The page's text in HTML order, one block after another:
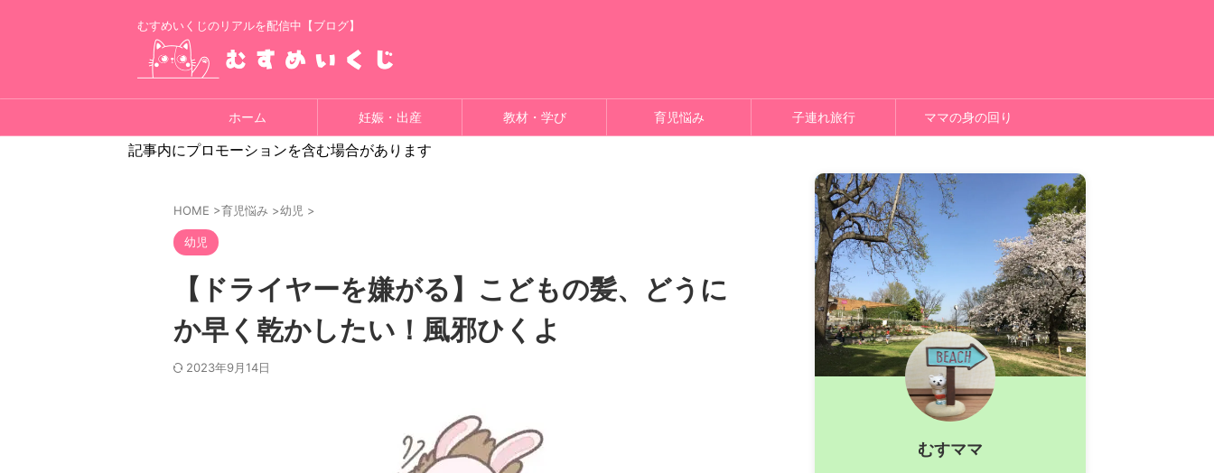
むすめいくじのリアルを配信中【ブログ】
ホーム 妊娠・出産 教材・学び 育児悩み 子連れ旅行 ママの身の回り
記事内にプロモーションを含む場合があります
HOME >育児悩み >幼児 >
幼児
【ドライヤーを嫌がる】こどもの髪、どうに
か早く乾かしたい！風邪ひくよ
2023年9月14日
むすママ